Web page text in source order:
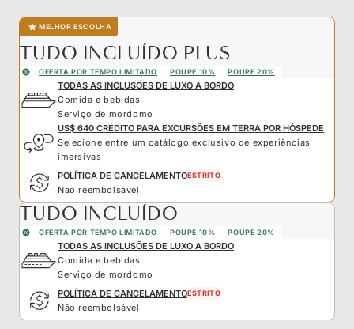
MELHOR ESCOLHA
TUDO INCLUÍDO PLUS
OFERTA POR TEMPO LIMITADO POUPE 10% POUPE 20%
TODAS AS INCLUSÕES DE LUXO A BORDO
Comida e bebidas
Serviço de mordomo
US$ 640 CRÉDITO PARA EXCURSÕES EM TERRA POR HÓSPEDE
Selecione entre um catálogo exclusivo de experiências
imersivas
POLÍTICA DE CANCELAMENTOESTRITO
Não reembolsável
TUDO INCLUÍDO
OFERTA POR TEMPO LIMITADO POUPE 10% POUPE 20%
TODAS AS INCLUSÕES DE LUXO A BORDO
Comida e bebidas
Serviço de mordomo
POLÍTICA DE CANCELAMENTOESTRITO
Não reembolsável